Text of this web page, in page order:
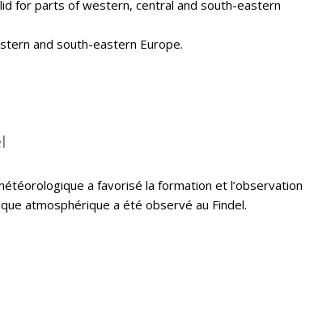
for parts of western, central and south-eastern
and south-eastern Europe.
a favorisé la formation et l’observation
atmosphérique a été observé au Findel.